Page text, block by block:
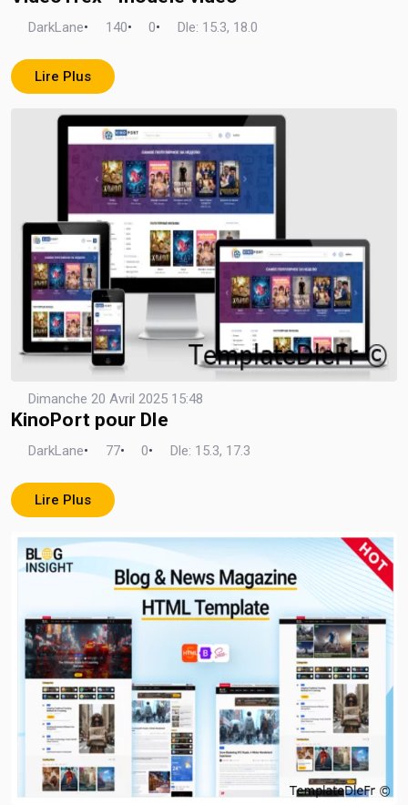
DarkLane• 140• 0• Dle: 15.3, 18.0
Lire Plus
Dimanche 20 Avril 2025 15:48
KinoPort pour Dle
DarkLane• 77• 0• Dle: 15.3, 17.3
Lire Plus